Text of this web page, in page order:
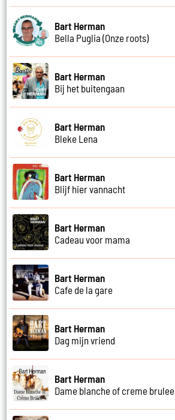
Bart Herman
Bella Puglia (Onze roots)
Bart Herman
Bij het buitengaan
Bart Herman
Bleke Lena
Bart Herman
Blijf hier vannacht
Bart Herman
Cadeau voor mama
Bart Herman
Cafe de la gare
Bart Herman
Dag mijn vriend
Bart Herman
Dame blanche of creme brulee